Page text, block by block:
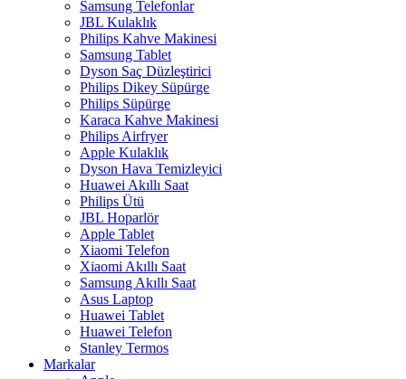
Samsung Telefonlar
JBL Kulaklık
Philips Kahve Makinesi
Samsung Tablet
Dyson Saç Düzleştirici
Philips Dikey Süpürge
Philips Süpürge
Karaca Kahve Makinesi
Philips Airfryer
Apple Kulaklık
Dyson Hava Temizleyici
Huawei Akıllı Saat
Philips Ütü
JBL Hoparlör
Apple Tablet
Xiaomi Telefon
Xiaomi Akıllı Saat
Samsung Akıllı Saat
Asus Laptop
Huawei Tablet
Huawei Telefon
Stanley Termos
Markalar